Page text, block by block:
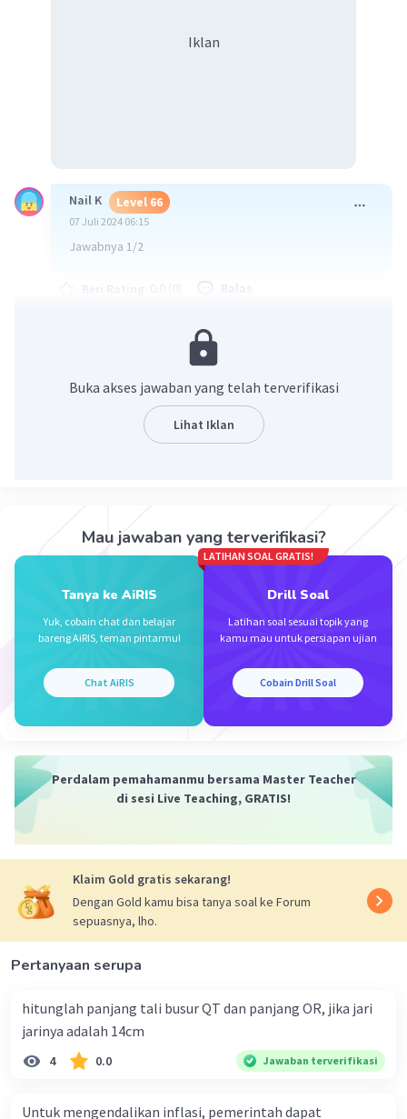
Iklan
Nail K Level 66
07 Juli 2024 06:15
Jawabnya 1/2
Balas
Iklan
Buka akses jawaban yang telah terverifikasi
Lihat Iklan
Mau jawaban yang terverifikasi?
Tanya ke AiRIS
Yuk, cobain chat dan belajar
bareng AiRIS, teman pintarmu!
Chat AiRIS
LATIHAN SOAL GRATIS!
Drill Soal
Latihan soal sesuai topik yang
kamu mau untuk persiapan ujian
Cobain Drill Soal
Perdalam pemahamanmu bersama Master Teacher
di sesi Live Teaching, GRATIS!
Klaim Gold gratis sekarang!
Dengan Gold kamu bisa tanya soal ke Forum
sepuasnya, lho.
Pertanyaan serupa
hitunglah panjang tali busur QT dan panjang OR, jika jari
jarinya adalah 14cm
4 0.0 Jawaban terverifikasi
Untuk mengendalikan inflasi, pemerintah dapat